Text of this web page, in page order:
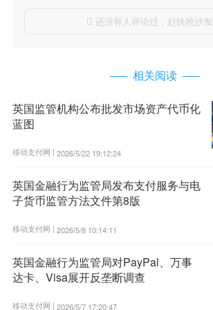
 还没有人评论过，赶快抢沙发
相关阅读
英国监管机构公布批发市场资产代币化
蓝图
移动支付网 | 2026/5/22 19:12:24
英国金融行为监管局发布支付服务与电
子货币监管方法文件第8版
移动支付网 | 2026/5/8 10:14:11
英国金融行为监管局对PayPal、万事
达卡、Visa展开反垄断调查
移动支付网 | 2026/5/7 17:20:47